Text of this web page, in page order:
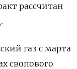
рассчитан
газ с марта
свопового